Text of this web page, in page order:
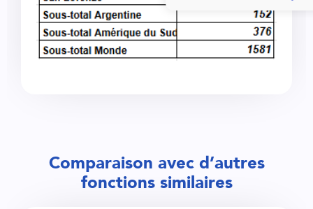
Comparaison avec d’autres
fonctions similaires